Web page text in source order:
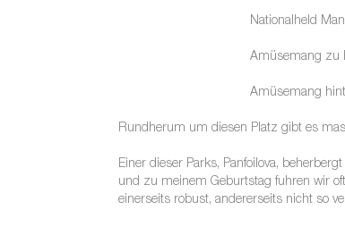
Nationalheld
Amüsemang zu
Amüsemang
Rundherum um diesen Platz gibt es
Einer dieser Parks, Panfoilova,
und zu meinem Geburtstag fuhren wir
einerseits robust, andererseits nicht so